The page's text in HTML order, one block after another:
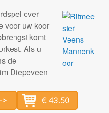
over
voor uw koor
komt
Als u
de
Diepeveen
-> € 43.50